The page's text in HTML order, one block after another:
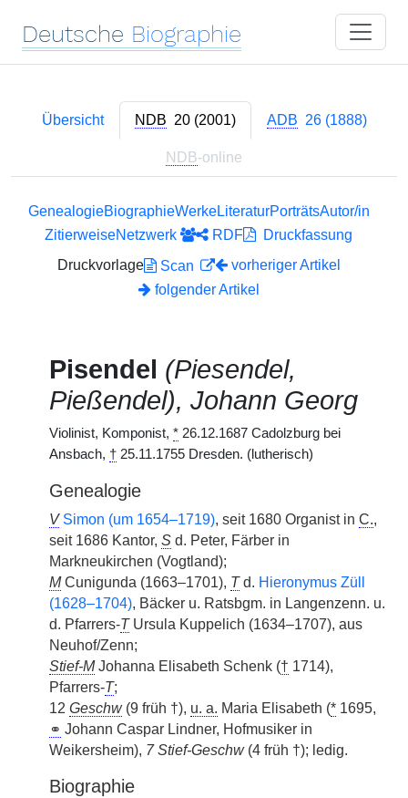
Deutsche Biographie
Übersicht NDB 20 (2001) ADB 26 (1888)
NDB-online
GenealogieBiographieWerkeLiteraturPorträtsAutor/in
ZitierweiseNetzwerk RDF
Druckfassung
Druckvorlage
Scan
vorheriger Artikel
folgender Artikel
Pisendel (Piesendel,
Pießendel), Johann Georg
Violinist, Komponist, * 26.12.1687 Cadolzburg bei
Ansbach, † 25.11.1755 Dresden. (lutherisch)
Genealogie
V Simon (um 1654–1719), seit 1680 Organist in C.,
seit 1686 Kantor, S d. Peter, Färber in
Markneukirchen (Vogtland);
MCunigunda (1663–1701), Td. Hieronymus Züll
(1628–1704), Bäcker u. Ratsbgm. in Langenzenn. u.
d. Pfarrers-TUrsula Kuppelich (1634–1707), aus
Neuhof/Zenn;
Stief-MJohanna Elisabeth Schenk († 1714),
Pfarrers-T;
12 Geschw(9 früh †), u. a. Maria Elisabeth (* 1695,
⚭ Johann Caspar Lindner, Hofmusiker in
Weikersheim), 7 Stief-Geschw(4 früh †); ledig.
Biographie